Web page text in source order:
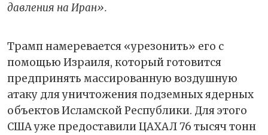
давления на Иран».
Трамп намеревается «урезонить» его с
помощью Израиля, который готовится
предпринять массированную воздушную
атаку для уничтожения подземных ядерных
объектов Исламской Республики. Для этого
США уже предоставили ЦАХАЛ 76 тысяч тонн